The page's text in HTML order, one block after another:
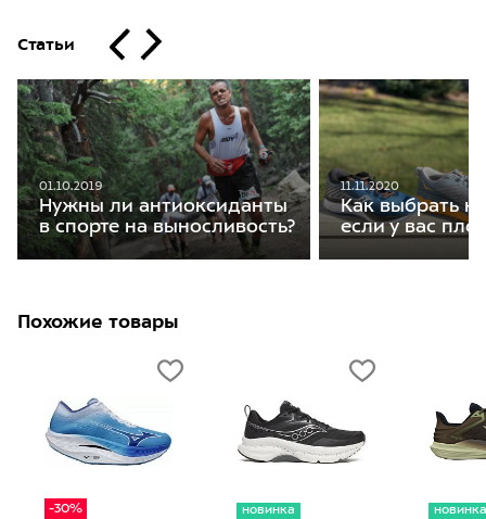
Статьи
01.10.2019
Нужны ли антиоксиданты
в спорте на выносливость?
11.11.2020
Как выбрать
если у вас
Похожие товары
-30% новинка новинка